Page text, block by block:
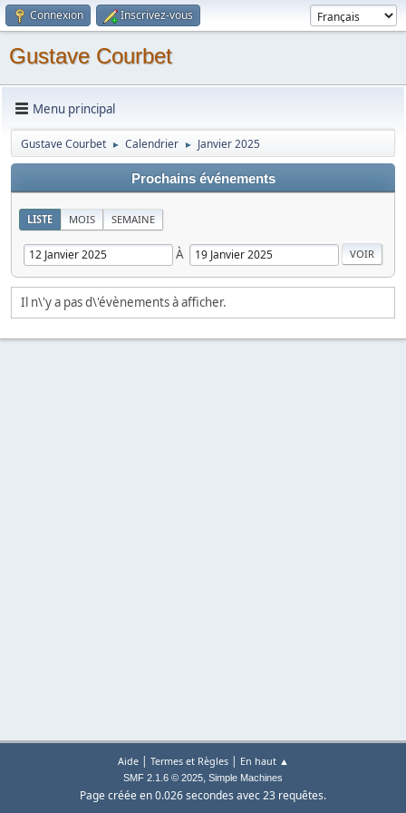
Connexion Inscrivez-vous
Gustave Courbet
Menu principal
Gustave Courbet ► Calendrier ► Janvier 2025
Prochains événements
LISTE MOIS SEMAINE
À
Il n\'y a pas d\'évènements à afficher.
Aide| Termes et Règles| En haut ▲
SMF 2.1.6 © 2025, Simple Machines
Page créée en 0.026 secondes avec 23 requêtes.